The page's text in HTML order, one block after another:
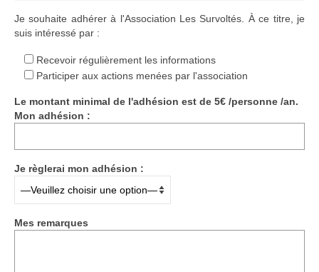
ASTRONOMIE
ARCHIVES
CONTACT
Je souhaite adhérer à l'Association Les Survoltés. À ce titre, je
suis intéressé par :
Recevoir régulièrement les informations
Participer aux actions menées par l'association
Le montant minimal de l'adhésion est de 5€ /personne /an.
Mon adhésion :
Je règlerai mon adhésion :
Mes remarques